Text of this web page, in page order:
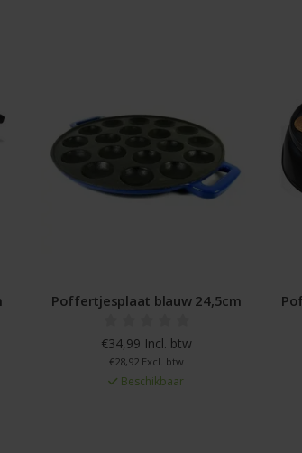
Poffertjesplaat blauw 24,5cm
€34,99 Incl. btw
€28,92 Excl. btw
Beschikbaar